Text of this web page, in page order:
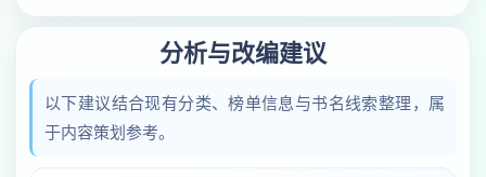
分析与改编建议
以下建议结合现有分类、榜单信息与书名线索整理，属
于内容策划参考。